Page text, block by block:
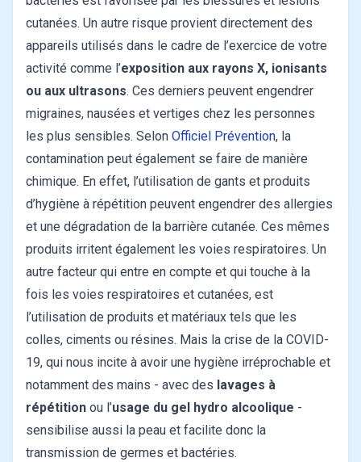
cutanées. Un autre risque provient directement des
appareils utilisés dans le cadre de l’exercice de votre
activité comme l’exposition aux rayons X, ionisants
ou aux ultrasons. Ces derniers peuvent engendrer
migraines, nausées et vertiges chez les personnes
les plus sensibles. Selon Officiel Prévention, la
contamination peut également se faire de manière
chimique. En effet, l’utilisation de gants et produits
d’hygiène à répétition peuvent engendrer des allergies
et une dégradation de la barrière cutanée. Ces mêmes
produits irritent également les voies respiratoires. Un
autre facteur qui entre en compte et qui touche à la
fois les voies respiratoires et cutanées, est
l’utilisation de produits et matériaux tels que les
colles, ciments ou résines. Mais la crise de la COVID-
19, qui nous incite à avoir une hygiène irréprochable et
notamment des mains - avec des lavages à
répétition ou l’usage du gel hydro alcoolique -
sensibilise aussi la peau et facilite donc la
transmission de germes et bactéries.